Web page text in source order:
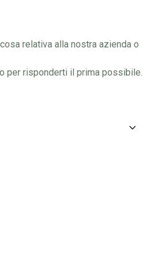
relativa alla nostra azienda o
per risponderti il prima possibile.